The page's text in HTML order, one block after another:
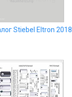
Stiebel Eltron 2018